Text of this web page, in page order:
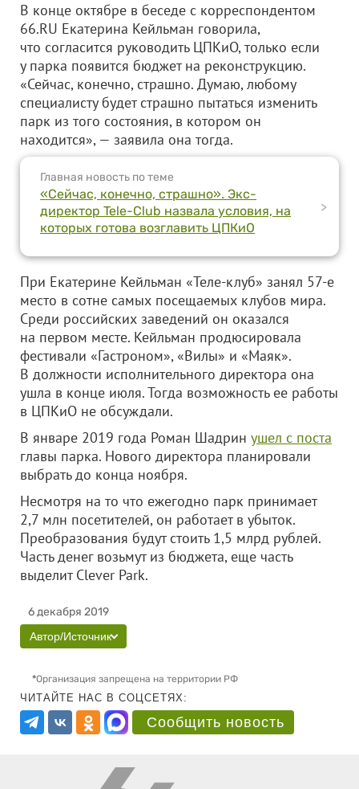
В конце октябре в беседе с корреспондентом
66.RU Екатерина Кейльман говорила,
что согласится руководить ЦПКиО, только если
у парка появится бюджет на реконструкцию.
«Сейчас, конечно, страшно. Думаю, любому
специалисту будет страшно пытаться изменить
парк из того состояния, в котором он
находится», — заявила она тогда.
Главная новость по теме
«Сейчас, конечно, страшно». Экс-
директор Tele-Club назвала условия, на
которых готова возглавить ЦПКиО
>
При Екатерине Кейльман «Теле-клуб» занял 57-е
место в сотне самых посещаемых клубов мира.
Среди российских заведений он оказался
на первом месте. Кейльман продюсировала
фестивали «Гастроном», «Вилы» и «Маяк».
В должности исполнительного директора она
ушла в конце июля. Тогда возможность ее работы
в ЦПКиО не обсуждали.
В январе 2019 года Роман Шадрин ушел с поста
главы парка. Нового директора планировали
выбрать до конца ноября.
Несмотря на то что ежегодно парк принимает
2,7 млн посетителей, он работает в убыток.
Преобразования будут стоить 1,5 млрд рублей.
Часть денег возьмут из бюджета, еще часть
выделит Clever Park.
6 декабря 2019
Автор/Источник
*Организация запрещена на территории РФ
ЧИТАЙТЕ НАС В СОЦСЕТЯХ:
Сообщить новость